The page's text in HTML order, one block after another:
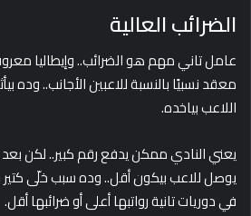
الضرائب العالية
عامل تاني مهم هو الضرائب.. وإيطاليا
معقد نسبيًا بالنسبة للاعبين الأجانب.. وده
اللاعب بياخده.
يعني النادي ممكن يدفع رقم كبير.. لكن بعد
يوصل للاعب بيكون أقل.. وده سبب خلّى
في دوريات تانية رواتبها أعلى أو ضرائبها أقل.